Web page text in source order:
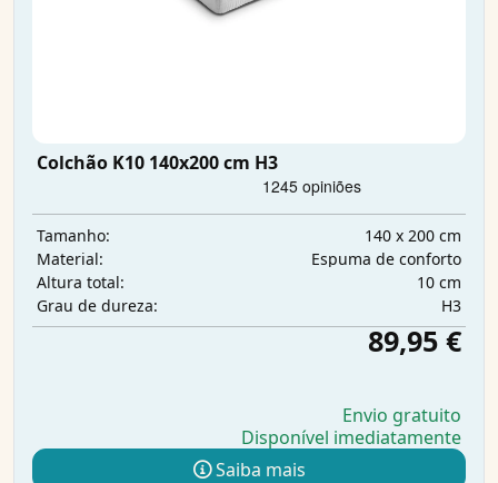
Colchão K10 140x200 cm H3
Tamanho:
140 x 200 cm
Material:
Espuma de conforto
Altura total:
10 cm
Grau de dureza:
H3
89,95 €
Envio gratuito
Disponível imediatamente
Saiba mais